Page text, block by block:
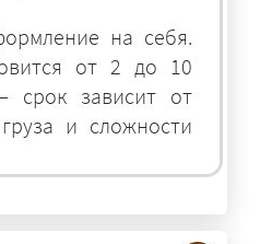
на себя.
от 2 до 10
срок зависит от
и сложности